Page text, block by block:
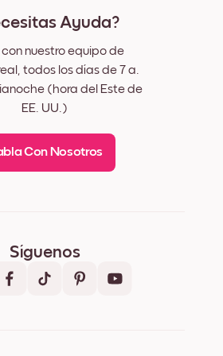
Ayuda?
nuestro equipo de
todos los días de 7 a.
(hora del Este de
EE. UU.)
Con Nosotros
Síguenos